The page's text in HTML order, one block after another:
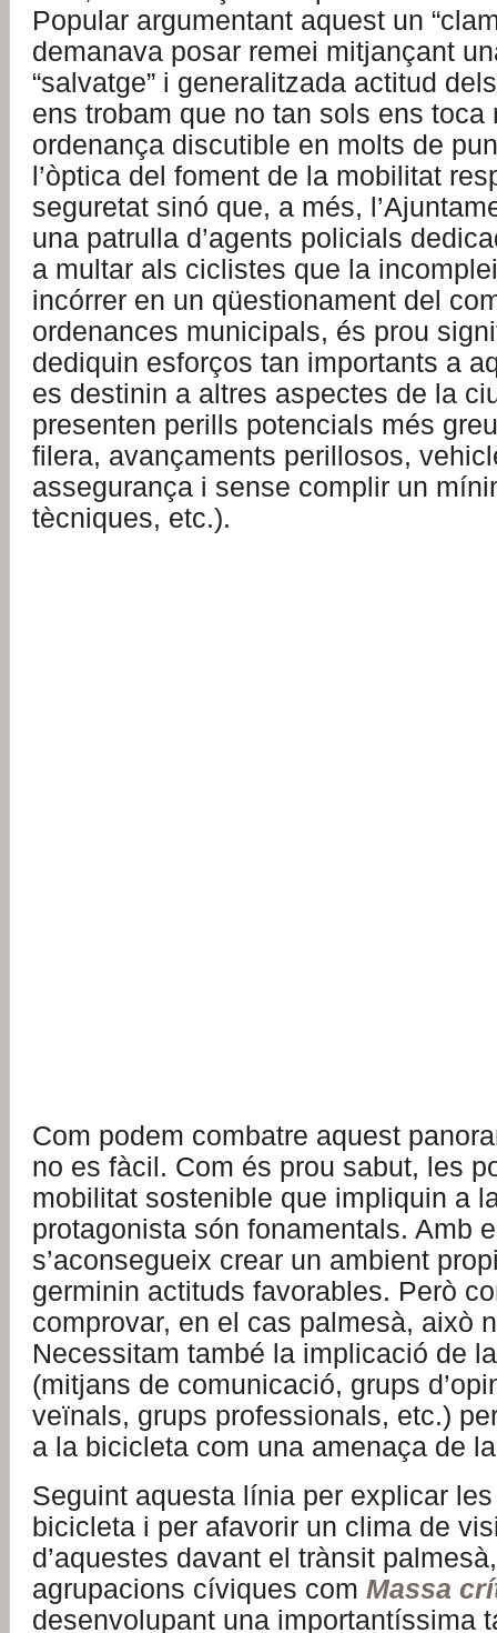
Popular argumentant aquest un
demanava posar remei mitjançant
“salvatge” i generalitzada actitud
ens trobam que no tan sols ens toca
ordenança discutible en molts de
l’òptica del foment de la mobilitat
seguretat sinó que, a més,
una patrulla d’agents policials
a multar als ciclistes que la
incórrer en un qüestionament del
ordenances municipals, és prou
dediquin esforços tan importants a
es destinin a altres aspectes de la
presenten perills potencials més
filera, avançaments perillosos,
assegurança i sense complir un
tècniques, etc.).
Com podem combatre aquest
no es fàcil. Com és prou sabut, les
mobilitat sostenible que impliquin a
protagonista són fonamentals. Amb
s’aconsegueix crear un ambient
germinin actituds favorables. Però
comprovar, en el cas palmesà, això
Necessitam també la implicació de
(mitjans de comunicació, grups
veïnals, grups professionals, etc.)
a la bicicleta com una amenaça de
Seguint aquesta línia per explicar
bicicleta i per afavorir un clima de
d’aquestes davant el trànsit
agrupacions cíviques com Massa
desenvolupant una importantíssima